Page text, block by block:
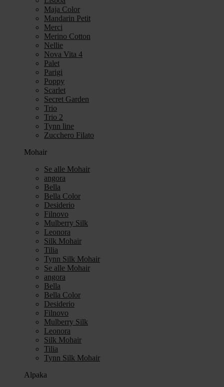
Maja Color
Mandarin Petit
Merci
Merino Cotton
Nellie
Nova Vita 4
Palet
Parigi
Poppy
Scarlet
Secret Garden
Trio
Trio 2
Tynn line
Zucchero Filato
Mohair
Se alle Mohair
angora
Bella
Bella Color
Desiderio
Filnovo
Mulberry Silk
Leonora
Silk Mohair
Tilia
Tynn Silk Mohair
Se alle Mohair
angora
Bella
Bella Color
Desiderio
Filnovo
Mulberry Silk
Leonora
Silk Mohair
Tilia
Tynn Silk Mohair
Alpaka